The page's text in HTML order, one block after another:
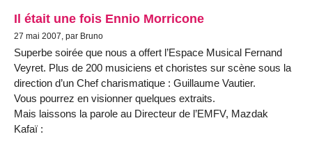
Il était une fois Ennio Morricone
27 mai 2007, par Bruno
Superbe soirée que nous a offert l’Espace Musical Fernand
Veyret. Plus de 200 musiciens et choristes sur scène sous la
direction d’un Chef charismatique : Guillaume Vautier.
Vous pourrez en visionner quelques extraits.
Mais laissons la parole au Directeur de l’EMFV, Mazdak
Kafaï :